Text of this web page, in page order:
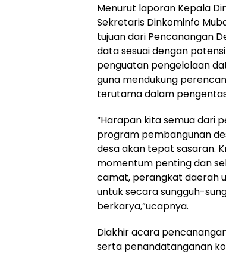
Menurut laporan Kepala
Sekretaris Dinkominfo
tujuan dari Pencanangan
data sesuai dengan
penguatan pengelolaan
guna mendukung
terutama dalam
“Harapan kita semua dari
program pembangunan
desa akan tepat sasaran.
momentum penting dan
camat, perangkat daerah
untuk secara sungguh-
berkarya,”ucapnya.
Diakhir acara
serta penandatanganan